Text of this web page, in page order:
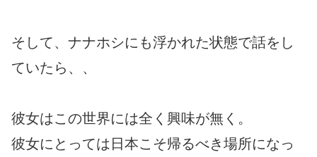
そして、ナナホシにも浮かれた状態で話をし
ていたら、、
彼女はこの世界には全く興味が無く。
彼女にとっては日本こそ帰るべき場所になっ